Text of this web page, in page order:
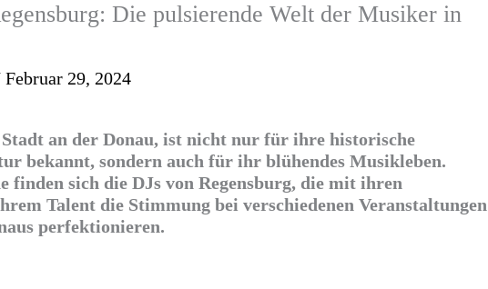
Die pulsierende Welt der Musiker in
Februar 29, 2024
an der Donau, ist nicht nur für ihre historische
bekannt, sondern auch für ihr blühendes Musikleben.
finden sich die DJs von Regensburg, die mit ihren
Talent die Stimmung bei verschiedenen Veranstaltungen
perfektionieren.